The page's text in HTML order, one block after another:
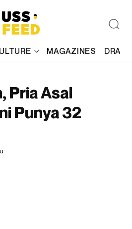
MAGAZINES
Pria Asal
Punya 32